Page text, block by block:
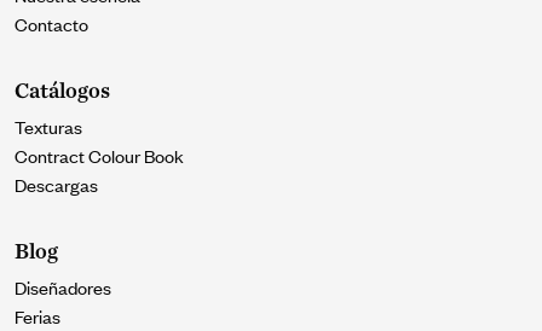
Contacto
Catálogos
Texturas
Contract Colour Book
Descargas
Blog
Diseñadores
Ferias